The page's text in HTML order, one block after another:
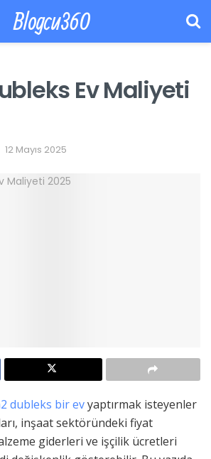
Blogcu360
Ev Maliyeti
12 Mayıs 2025
dubleks bir evyaptırmak isteyenler
inşaat sektöründeki fiyat
giderleri ve işçilik ücretleri